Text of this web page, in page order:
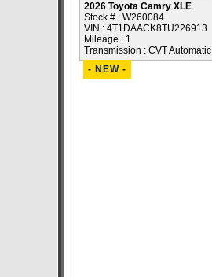
2026 Toyota Camry XLE
Stock # : W260084
VIN : 4T1DAACK8TU226913
Mileage : 1
Transmission : CVT Automatic
- NEW -